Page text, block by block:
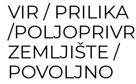
VIR / PRILIKA
/
ZEMLJIŠTE /
POVOLJNO